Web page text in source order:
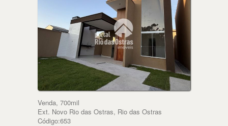
Venda, 700mil
Ext. Novo Rio das Ostras, Rio das Ostras
Código:653